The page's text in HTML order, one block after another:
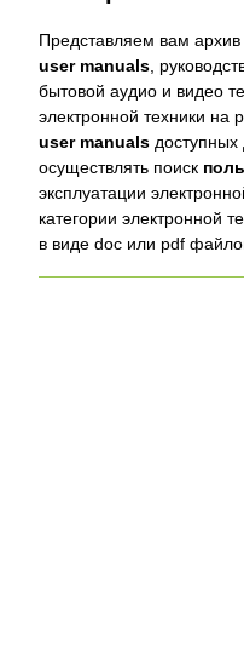
Представляем вам архив
user manuals ,
бытовой аудио и видео
электронной техники на
user manuals
осуществлять поиск
эксплуатации
категории электронной
в виде doc или pdf